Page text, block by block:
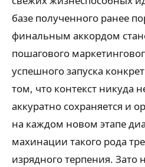
базе полученного ранее
финальным аккордом
пошагового
успешного запуска
том, что контекст никуда
аккуратно сохраняется и
на каждом новом этапе
махинации такого рода
изрядного терпения. Зато